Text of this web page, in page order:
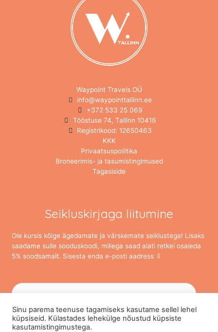
Waypoint Travels OÜ
info@waypointtallinn.ee
+372 533 25 069
Tööstuse 74, Tallinn 10416
Registrikood: 12650463
KKK
Privaatsuspoliitika
Broneerimis- ja tasumistingimused
Tagasiside
Seikluskirjaga liitumine
Ole kursis kõige ägedamate ja värskemate seiklustega! Lisaks
saadame sulle sooduskoodi, millega saad alati retkel osaleda
5% soodsamalt. Sisesta enda e-posti aadress ⇩
Sinu parema teenuse tagamiseks kasutame sellel lehel
küpsiseid. Külastades lehekülge nõustud küpsiste
kasutamistingimustega.